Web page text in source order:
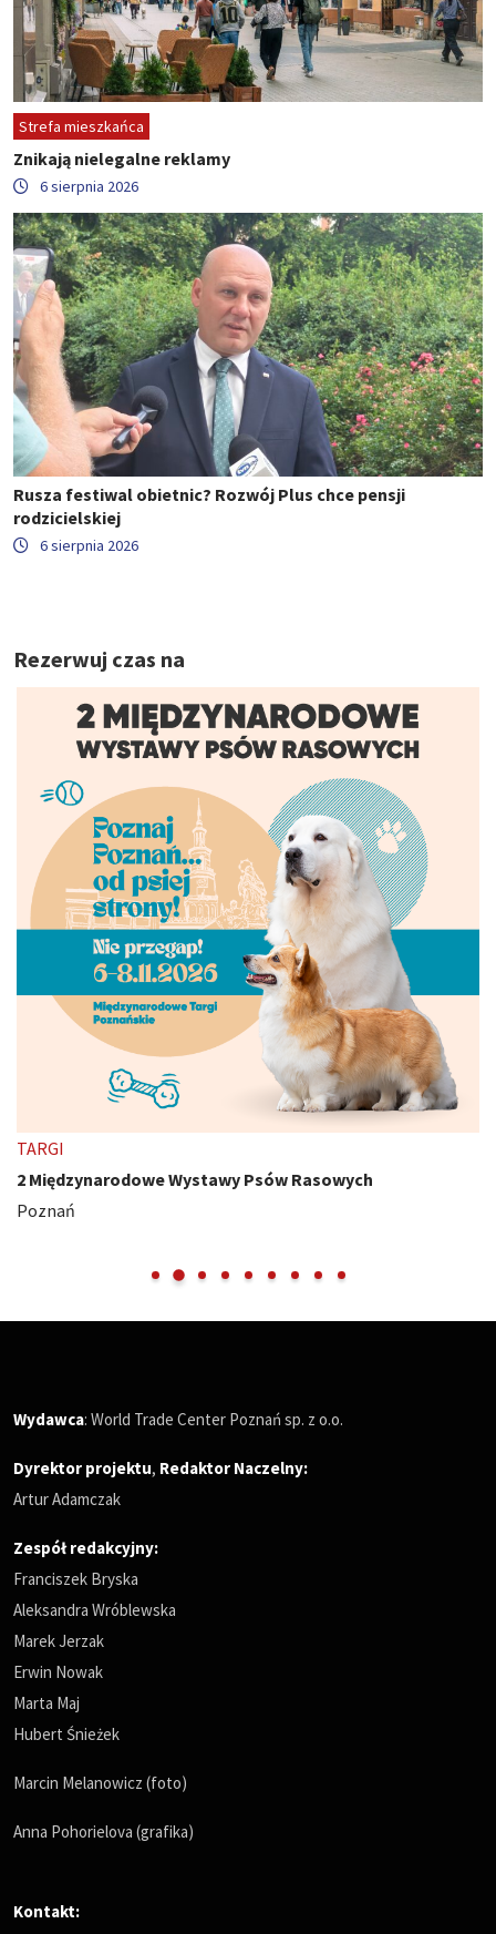
Strefa mieszkańca
Znikają nielegalne reklamy
6 sierpnia 2026
Rusza festiwal obietnic? Rozwój Plus chce pensji
rodzicielskiej
6 sierpnia 2026
Rezerwuj czas na
TARGI
2 Międzynarodowe Wystawy Psów Rasowych
Poznań
Wydawca: World Trade Center Poznań sp. z o.o.
Dyrektor projektu, Redaktor Naczelny:
Artur Adamczak
Zespół redakcyjny:
Franciszek Bryska
Aleksandra Wróblewska
Marek Jerzak
Erwin Nowak
Marta Maj
Hubert Śnieżek
Marcin Melanowicz (foto)
Anna Pohorielova (grafika)
Kontakt: